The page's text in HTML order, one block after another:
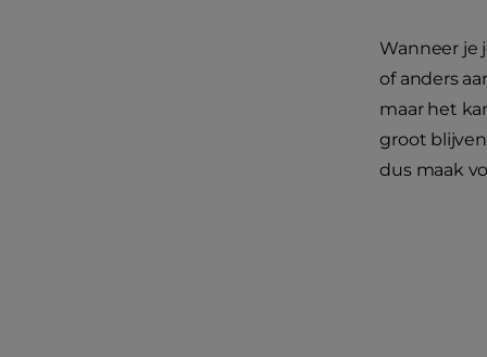
Wanneer je
of anders
maar het
groot
dus maak